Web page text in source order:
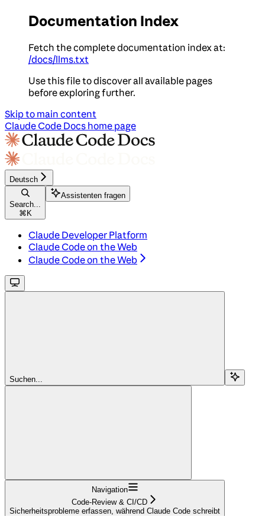
Documentation Index
Fetch the complete documentation index at:
/docs/llms.txt
Use this file to discover all available pages
before exploring further.
Skip to main content
Claude Code Docs home page
Deutsch
Search...
⌘ K
Assistenten fragen
Claude Developer Platform
Claude Code on the Web
Claude Code on the Web
Suchen...
Navigation
Code-Review & CI/CD
Sicherheitsprobleme erfassen, während Claude Code schreibt